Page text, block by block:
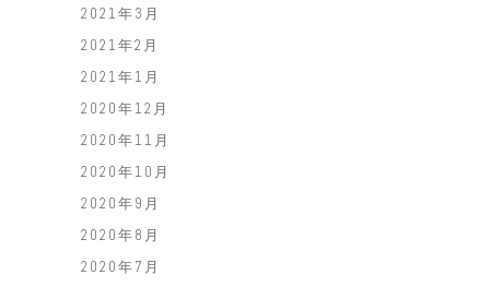
2021年3月
2021年2月
2021年1月
2020年12月
2020年11月
2020年10月
2020年9月
2020年8月
2020年7月